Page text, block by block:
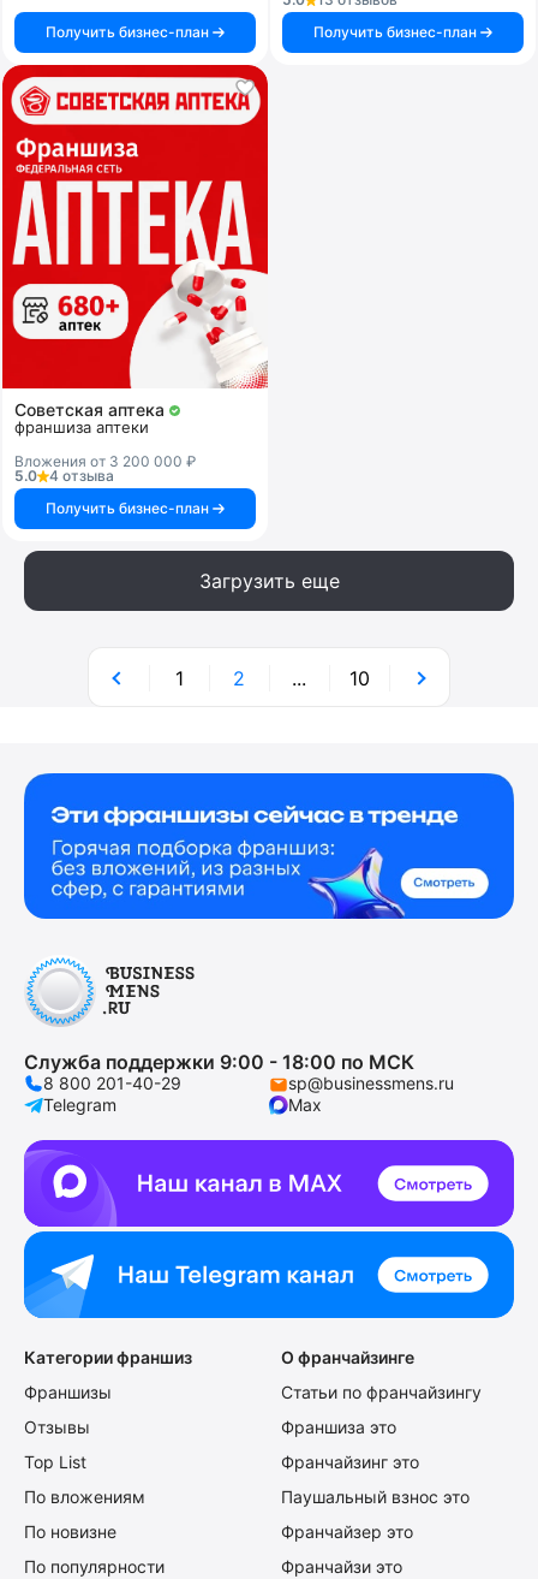
Получить бизнес-план
Получить бизнес-план
Советская аптека
франшиза аптеки
Вложения от 3 200 000 ₽
5.0
4 отзыва
Получить бизнес-план
Загрузить еще
1 2 ... 10
Служба поддержки 9:00 - 18:00 по МСК
8 800 201-40-29
sp@businessmens.ru
Telegram
Max
Категории франшиз
Франшизы
Отзывы
Top List
По вложениям
По новизне
По популярности
О франчайзинге
Статьи по франчайзингу
Франшиза это
Франчайзинг это
Паушальный взнос это
Франчайзер это
Франчайзи это